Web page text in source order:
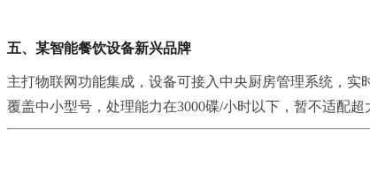
五、某智能餐饮设备新兴品牌
主打物联网功能集成，设备可接入 中央厨房管理系统，实
覆盖中小型号，处理能力在3000碟/小时以下，暂不适配超